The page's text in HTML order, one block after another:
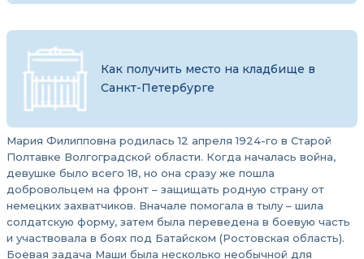
Как получить место на кладбище в
Санкт-Петербурге
Мария Филипповна родилась 12 апреля 1924-го в Старой
Полтавке Волгоградской области. Когда началась война,
девушке было всего 18, но она сразу же пошла
добровольцем на фронт – защищать родную страну от
немецких захватчиков. Вначале помогала в тылу – шила
солдатскую форму, затем была переведена в боевую часть
и участвовала в боях под Батайском (Ростовская область).
Боевая задача Маши была несколько необычной для